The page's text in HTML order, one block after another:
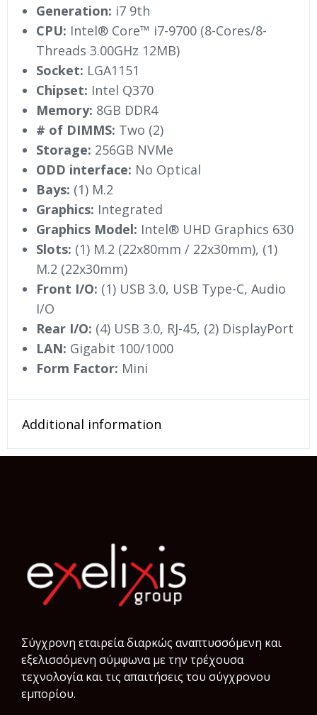
Generation: i7 9th
CPU: Intel® Core™ i7-9700 (8-Cores/8-
Threads 3.00GHz 12MB)
Socket: LGA1151
Chipset: Intel Q370
Memory: 8GB DDR4
# of DIMMS: Two (2)
Storage: 256GB NVMe
ODD interface: No Optical
Bays: (1) M.2
Graphics: Integrated
Graphics Model: Intel® UHD Graphics 630
Slots: (1) M.2 (22x80mm / 22x30mm), (1)
M.2 (22x30mm)
Front I/O: (1) USB 3.0, USB Type-C, Audio
I/O
Rear I/O: (4) USB 3.0, RJ-45, (2) DisplayPort
LAN: Gigabit 100/1000
Form Factor: Mini
Additional information
Σύγχρονη εταιρεία διαρκώς αναπτυσσόμενη και
εξελισσόμενη σύμφωνα µε την τρέχουσα
τεχνολογία και τις απαιτήσεις του σύγχρονου
εμπορίου.